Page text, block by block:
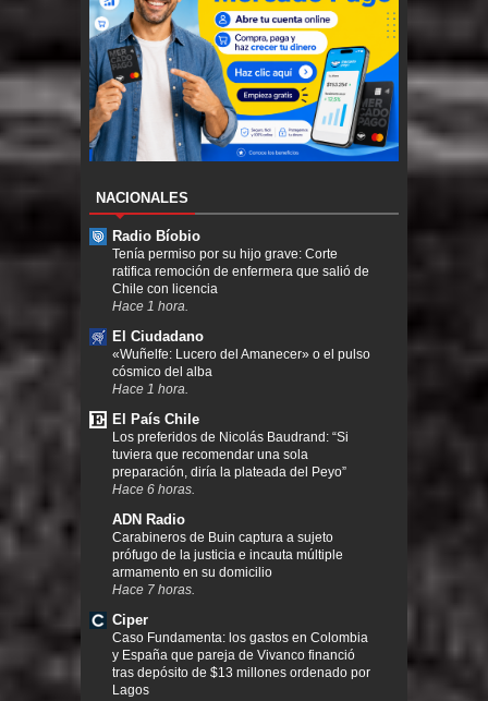
NACIONALES
Radio Bíobio
Tenía permiso por su hijo grave: Corte
ratifica remoción de enfermera que salió de
Chile con licencia
Hace 1 hora.
El Ciudadano
«Wuñelfe: Lucero del Amanecer» o el pulso
cósmico del alba
Hace 1 hora.
El País Chile
Los preferidos de Nicolás Baudrand: “Si
tuviera que recomendar una sola
preparación, diría la plateada del Peyo”
Hace 6 horas.
ADN Radio
Carabineros de Buin captura a sujeto
prófugo de la justicia e incauta múltiple
armamento en su domicilio
Hace 7 horas.
Ciper
Caso Fundamenta: los gastos en Colombia
y España que pareja de Vivanco financió
tras depósito de $13 millones ordenado por
Lagos